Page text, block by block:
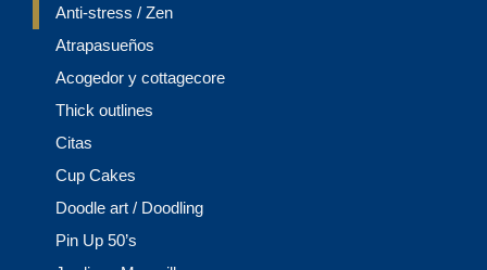
Anti-stress / Zen
Atrapasueños
Acogedor y cottagecore
Thick outlines
Citas
Cup Cakes
Doodle art / Doodling
Pin Up 50’s